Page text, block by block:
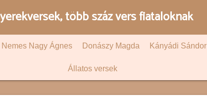
több száz vers fiataloknak
Nemes Nagy Ágnes Donászy Magda Kányádi Sándor
Állatos versek